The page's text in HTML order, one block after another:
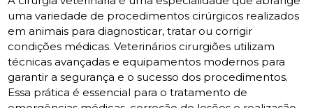
uma variedade de procedimentos cirúrgicos realizados
em animais para diagnosticar, tratar ou corrigir
condições médicas. Veterinários cirurgiões utilizam
técnicas avançadas e equipamentos modernos para
garantir a segurança e o sucesso dos procedimentos.
Essa prática é essencial para o tratamento de